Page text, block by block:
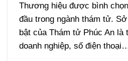
Thương hiệu được bình
đầu trong ngành thám tử.
bật của Thám tử Phúc An là
doanh nghiệp, số điện